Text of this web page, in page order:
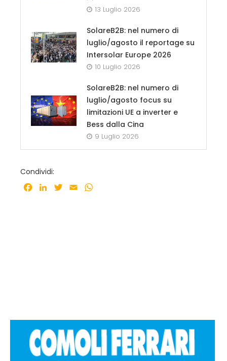
13 Luglio 2026
SolareB2B: nel numero di
luglio/agosto il reportage su
Intersolar Europe 2026
10 Luglio 2026
SolareB2B: nel numero di
luglio/agosto focus su
limitazioni UE a inverter e
Bess dalla Cina
9 Luglio 2026
Condividi:
Facebook
LinkedInTwitter
Email